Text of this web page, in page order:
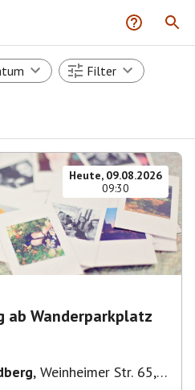
Filter
Heute, 09.08.2026
09:30
ab Wanderparkplatz
, Weinheimer Str. 65,